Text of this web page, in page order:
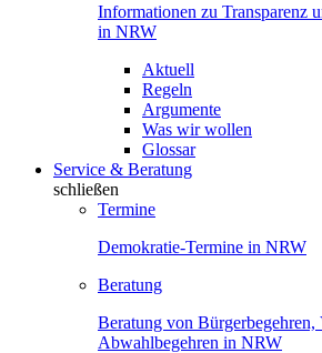
Informationen zu Transparenz
in NRW
Aktuell
Regeln
Argumente
Was wir wollen
Glossar
Service & Beratung
schließen
Termine
Demokratie-Termine in NRW
Beratung
Beratung von Bürgerbegehren,
Abwahlbegehren in NRW